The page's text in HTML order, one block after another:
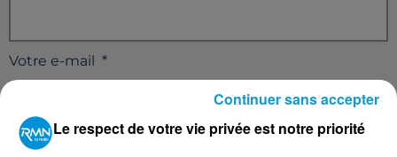
Votre e-mail *
Le respect de votre vie privée est notre priorité
Continuer sans accepter